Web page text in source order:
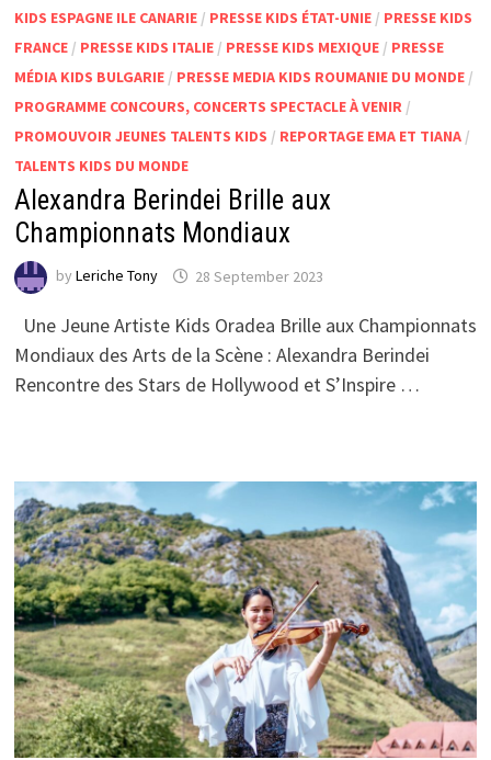
KIDS ESPAGNE ILE CANARIE/ PRESSE KIDS ÉTAT-UNIE/ PRESSE KIDS
FRANCE/ PRESSE KIDS ITALIE/ PRESSE KIDS MEXIQUE/ PRESSE
MÉDIA KIDS BULGARIE/ PRESSE MEDIA KIDS ROUMANIE DU MONDE/
PROGRAMME CONCOURS, CONCERTS SPECTACLE À VENIR/
PROMOUVOIR JEUNES TALENTS KIDS / REPORTAGE EMA ET TIANA/
TALENTS KIDS DU MONDE
Alexandra Berindei Brille aux
Championnats Mondiaux
by Leriche Tony 28 September 2023
Une Jeune Artiste Kids Oradea Brille aux Championnats
Mondiaux des Arts de la Scène : Alexandra Berindei
Rencontre des Stars de Hollywood et S’Inspire …